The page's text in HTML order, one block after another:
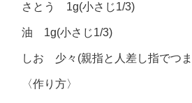
さとう 1g(小さじ1/3)
油 1g(小さじ1/3)
しお 少々(親指と人差し指でつ
〈作り方〉